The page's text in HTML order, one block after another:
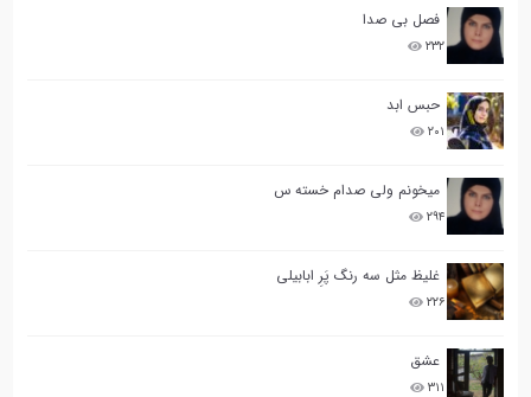
فصل بی صدا
۲۳۲
حبس ابد
۲۰۱
میخونم ولی صدام خسته س
۲۹۴
غلیظ مثل سه رنگ پَرِ ابابیلی
۲۲۶
عشق
۳۱۱